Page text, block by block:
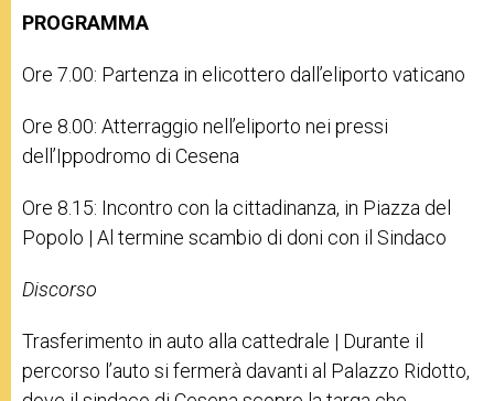
PROGRAMMA
Ore 7.00: Partenza in elicottero dall’eliporto vaticano
Ore 8.00: Atterraggio nell’eliporto nei pressi
dell’Ippodromo di Cesena
Ore 8.15: Incontro con la cittadinanza, in Piazza del
Popolo | Al termine scambio di doni con il Sindaco
Discorso
Trasferimento in auto alla cattedrale | Durante il
percorso l’auto si fermerà davanti al Palazzo Ridotto,